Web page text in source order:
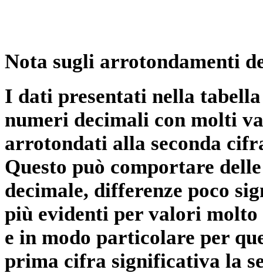
Nota sugli arrotondamenti
I dati presentati nella
numeri decimali con molti
arrotondati alla seconda
Questo può comportare
decimale, differenze poco
più evidenti per valori
e in modo particolare per
prima cifra significativa la